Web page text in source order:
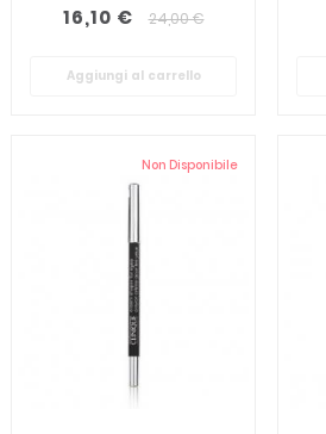
16,10 € 24,00 €
Aggiungi al carrello
Non Disponibile